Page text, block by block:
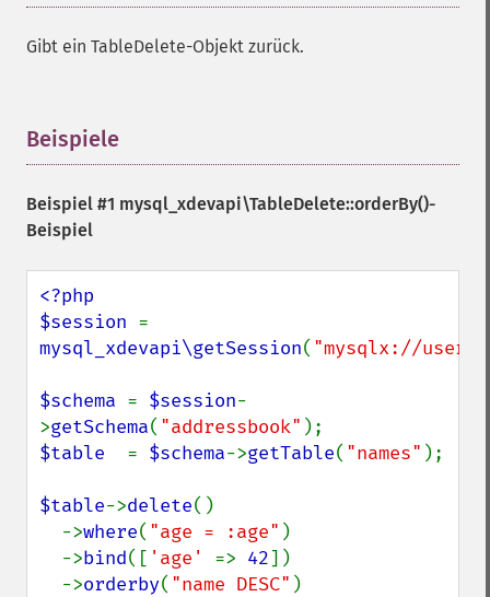
Gibt ein TableDelete-Objekt zurück.
Beispiele
Beispiel #1 mysql_xdevapi\TableDelete::orderBy()-
Beispiel
<?php
$session
mysql_xdevapi\getSession( "mysqlx://
$schema = $session-
>getSchema( "addressbook"
$table = $schema->getTable( "names" );
$table->delete()
  ->
where( "age = :age" )
  ->
bind([ 'age' => 42])
  ->
orderby( "name DESC" )